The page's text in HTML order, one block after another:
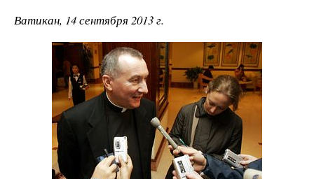
Ватикан, 14 сентября 2013 г.